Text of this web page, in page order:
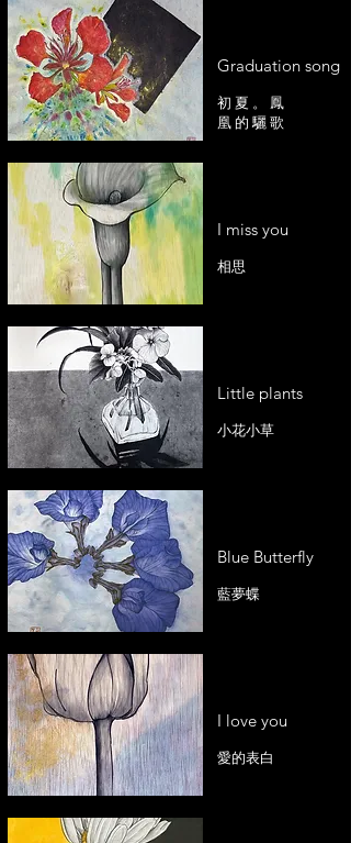
Graduation song
初 夏 。 鳳
凰 的 驪 歌
I miss you
相思
Little plants
小花小草
Blue Butterfly
藍夢蝶
I love you
愛的表白